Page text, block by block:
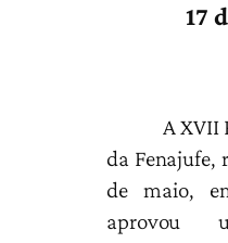
17
A XVII
da Fenajufe,
de maio,
aprovou